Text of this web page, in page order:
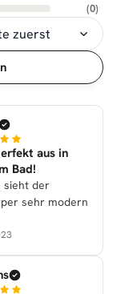
(0)
aus in
Bad!
sieht der
sehr modern